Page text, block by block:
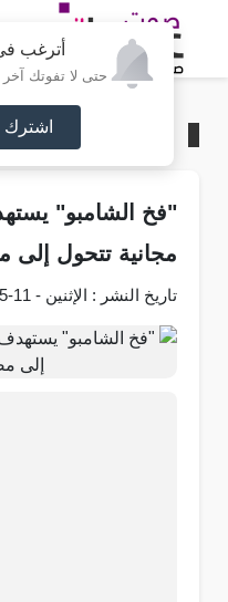
أترغب
حتى لا تفوتك آخر
اشترك
محليات
"فخ الشامبو"
مجانية تتحول إلى
تاريخ النشر : الإثنين - 11-5-2026 - 12:15 PM